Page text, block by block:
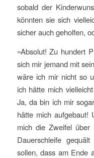
sobald der
könnten sie sich
sicher auch geholfen,
»Absolut! Zu hundert
sich mir jemand mit
wäre ich mir nicht so
ich hätte mich
Ja, da bin ich mir
hätte mich aufgebaut!
mich die Zweifel über
Dauerschleife
sollen, dass am Ende